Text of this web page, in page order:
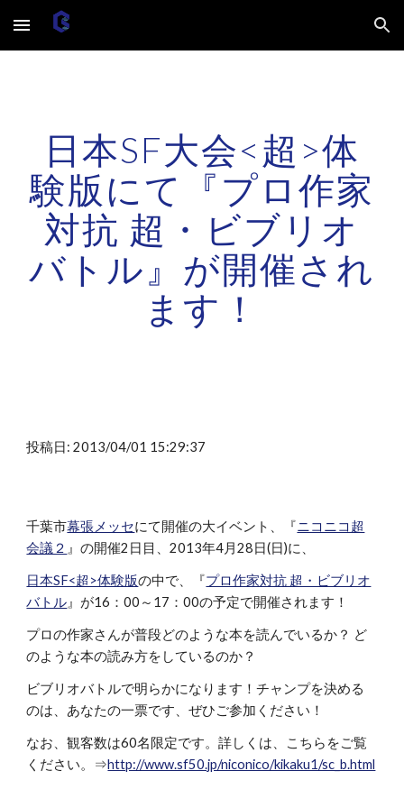
Skip to main content Skip to navigation
日本SF大会<超>体
験版にて『プロ作家
対抗 超・ビブリオ
バトル』が開催され
ます！
投稿日: 2013/04/01 15:29:37
千葉市幕張メッセにて開催の大イベント、『ニコニコ超
会議２ 』の開催2日目、2013年4月28日(日)に、
日本SF<超>体験版の中で、『プロ作家対抗 超・ビブリオ
バトル 』が16：00～17：00の予定で開催されます！
プロの作家さんが普段どのような本を読んでいるか？ ど
のような本の読み方をしているのか？
ビブリオバトルで明らかになります！チャンプを決める
のは、あなたの一票です、ぜひご参加ください！
なお、観客数は60名限定です。詳しくは、こちらをご覧
ください。⇒http://www.sf50.jp/niconico/kikaku1/sc_b.html